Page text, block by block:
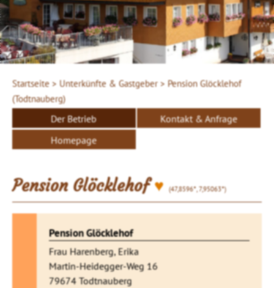
Startseite > Unterkünfte & Gastgeber > Pension Glöcklehof
(Todtnauberg)
Der Betrieb
Kontakt & Anfrage
Homepage
Pension Glöcklehof♥ (47,8596°, 7,95063°)
Pension Glöcklehof
Frau Harenberg, Erika
Martin-Heidegger-Weg 16
79674 Todtnauberg